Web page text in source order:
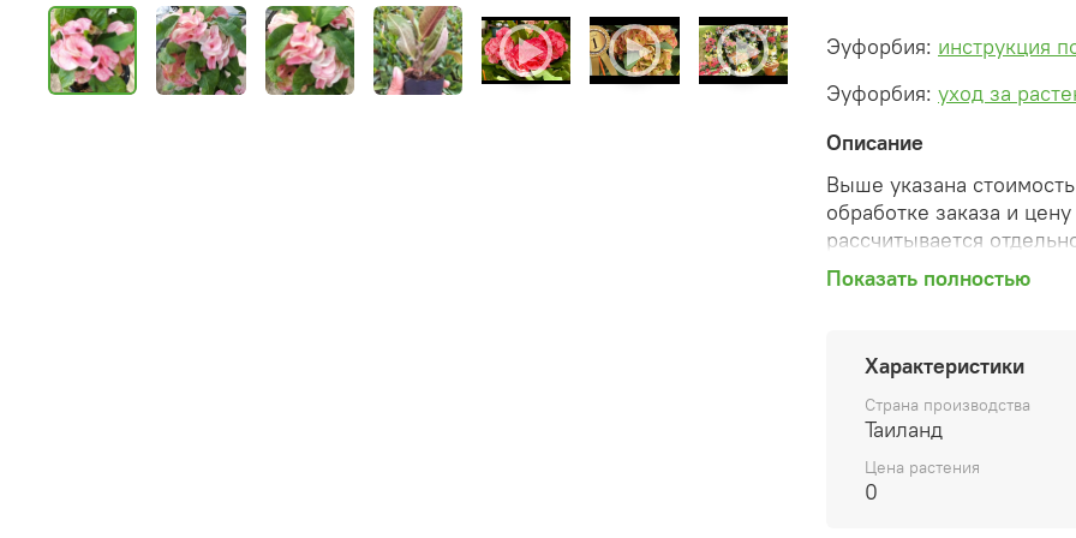
Эуфорбия: инструкция
Эуфорбия: уход за
Описание
Выше указана
обработке заказа и
рассчитывается
После оформления
способ доставки,
согласованные счета
предварительный заказ
Внимание: фото в
вы получите. Растения
Показать полностью
Характеристики
Страна производства
Таиланд
Цена растения
0